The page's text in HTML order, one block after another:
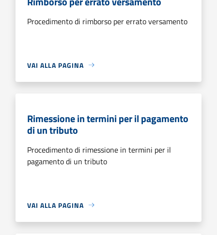
Procedimento di rimborso per errato versamento
VAI ALLA PAGINA
Rimessione in termini per il pagamento
di un tributo
Procedimento di rimessione in termini per il
pagamento di un tributo
VAI ALLA PAGINA